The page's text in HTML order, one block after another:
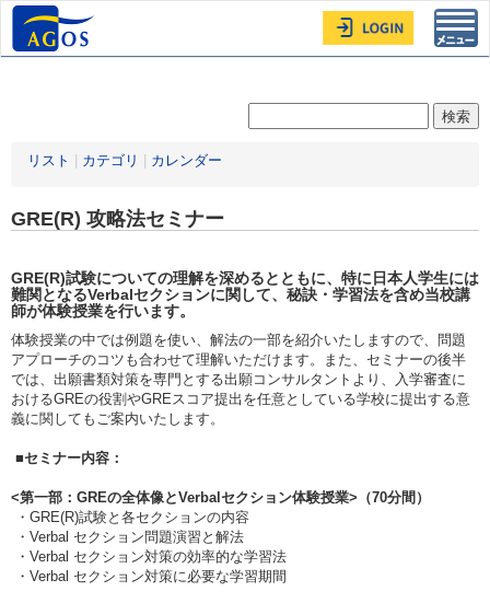
リスト カテゴリ カレンダー
GRE(R) 攻略法セミナー
GRE(R)試験についての理解を深めるとともに、特に日本人学生には
難関となるVerbalセクションに関して、秘訣・学習法を含め当校講
師が体験授業を行います。
体験授業の中では例題を使い、解法の一部を紹介いたしますので、問題
アプローチのコツも合わせて理解いただけます。また、セミナーの後半
では、出願書類対策を専門とする出願コンサルタントより、入学審査に
おけるGREの役割やGREスコア提出を任意としている学校に提出する意
義に関してもご案内いたします。
■セミナー内容：
<第一部：GREの全体像とVerbalセクション体験授業>（70分間）
・GRE(R)試験と各セクションの内容
・Verbal セクション問題演習と解法
・Verbal セクション対策の効率的な学習法
・Verbal セクション対策に必要な学習期間